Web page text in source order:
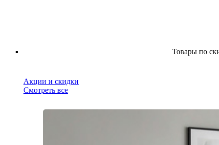
Товары по
Акции и скидки
Смотреть все